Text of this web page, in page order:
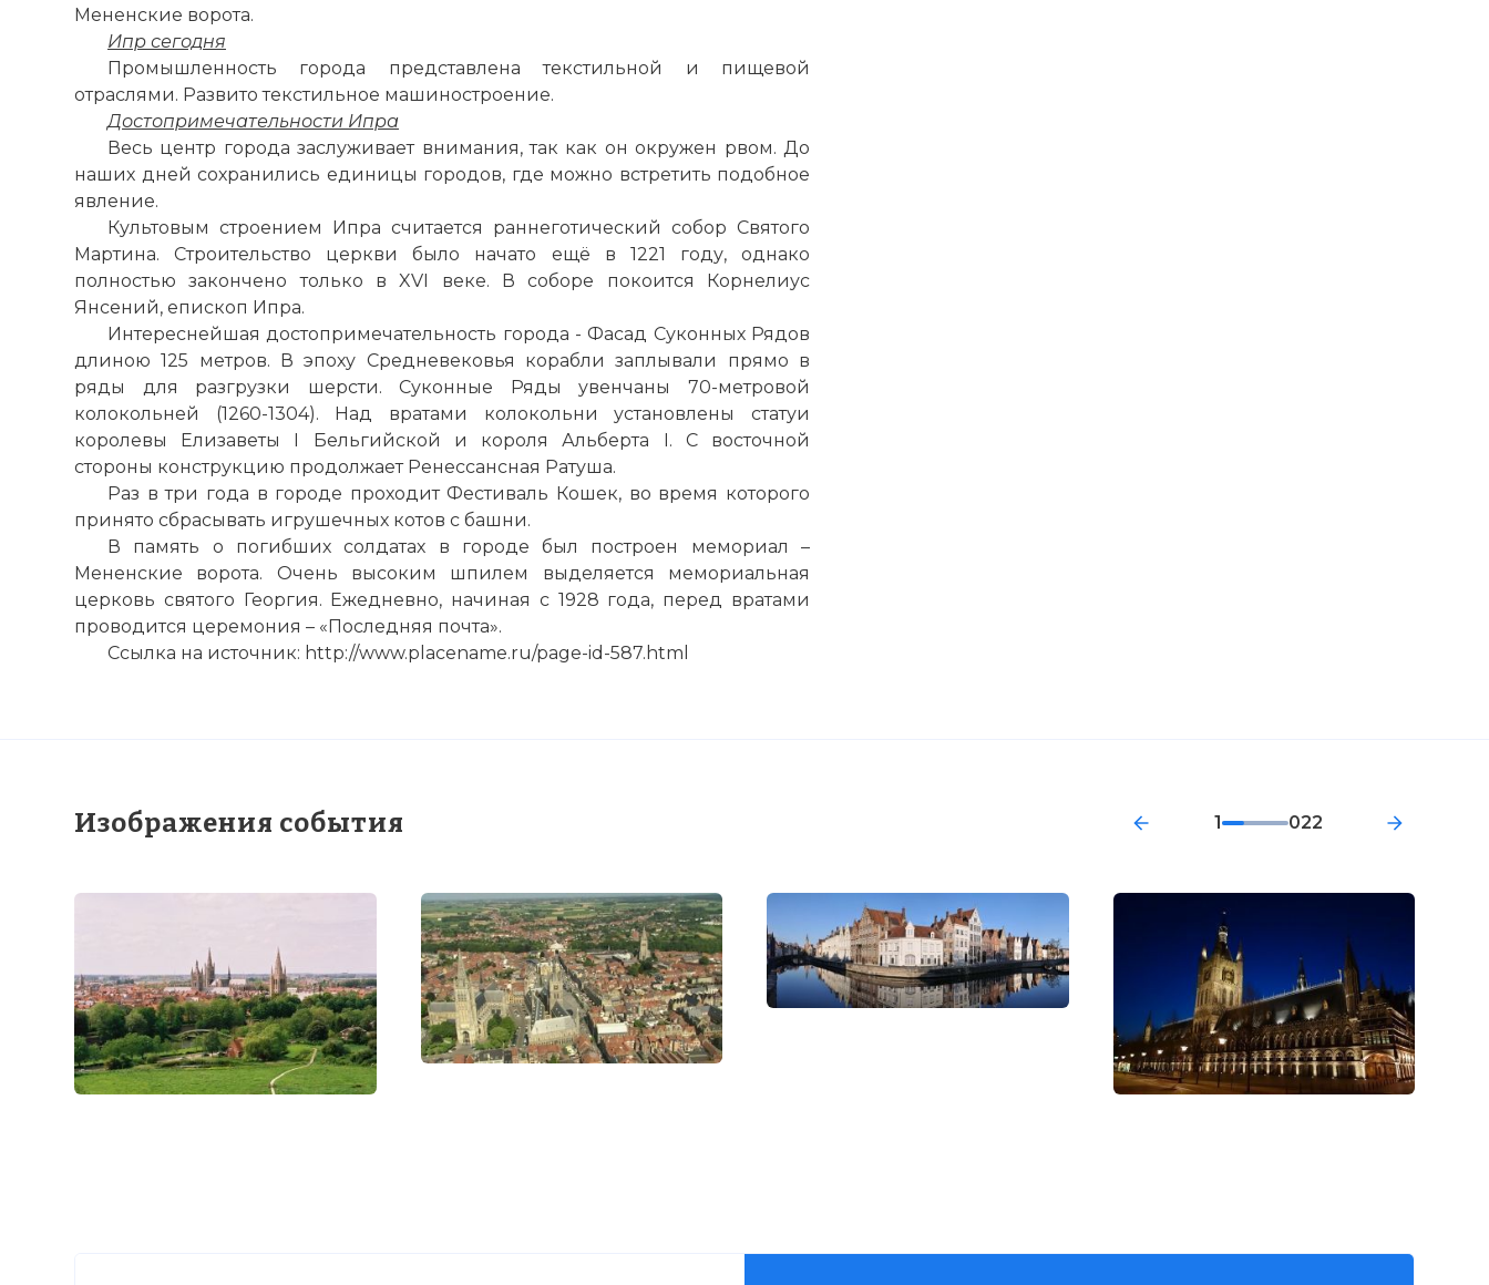
Мененские ворота.
Ипр сегодня
Промышленность города представлена текстильной и пищевой
отраслями. Развито текстильное машиностроение.
Достопримечательности Ипра
Весь центр города заслуживает внимания, так как он окружен рвом. До
наших дней сохранились единицы городов, где можно встретить подобное
явление.
Культовым строением Ипра считается раннеготический собор Святого
Мартина. Строительство церкви было начато ещё в 1221 году, однако
полностью закончено только в XVI веке. В соборе покоится Корнелиус
Янсений, епископ Ипра.
Интереснейшая достопримечательность города - Фасад Суконных Рядов
длиною 125 метров. В эпоху Средневековья корабли заплывали прямо в
ряды для разгрузки шерсти. Суконные Ряды увенчаны 70-метровой
колокольней (1260-1304). Над вратами колокольни установлены статуи
королевы
Елизаветы I Бельгийской и короля Альберта I. С восточной
стороны конструкцию продолжает Ренессансная Ратуша.
Раз в три года в городе проходит Фестиваль Кошек, во время которого
принято сбрасывать игрушечных котов с башни.
В память о погибших солдатах в городе был построен мемориал –
Мененские ворота. Очень высоким шпилем выделяется мемориальная
церковь святого Георгия. Ежедневно, начиная с 1928 года, перед вратами
проводится церемония – «Последняя почта».
Ссылка на источник: http://www.placename.ru/page-id-587.html
Изображения события 1 022